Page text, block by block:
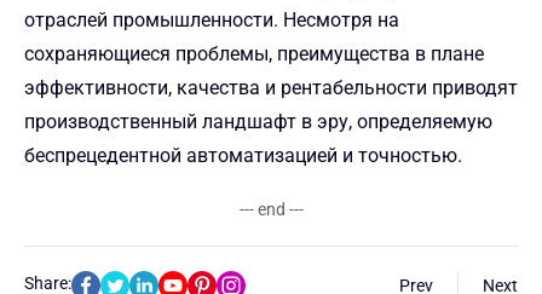
отраслей промышленности. Несмотря на
сохраняющиеся проблемы, преимущества в плане
эффективности, качества и рентабельности приводят
производственный ландшафт в эру, определяемую
беспрецедентной автоматизацией и точностью.
--- end ---
Share: Prev Next